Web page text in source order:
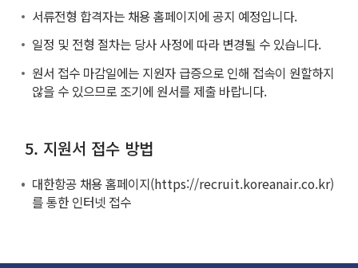
서류전형 합격자는 채용 홈페이지에 공지 예정입니다.
일정 및 전형 절차는 당사 사정에 따라 변경될 수 있습니다.
원서 접수 마감일에는 지원자 급증으로 인해 접속이 원할하지
않을 수 있으므로 조기에 원서를 제출 바랍니다.
5. 지원서 접수 방법
대한항공 채용 홈페이지(https://recruit.koreanair.co.kr)
를 통한 인터넷 접수